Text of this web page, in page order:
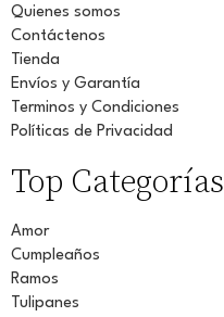
Quienes somos
Contáctenos
Tienda
Envíos y Garantía
Terminos y Condiciones
Políticas de Privacidad
Top Categorías
Amor
Cumpleaños
Ramos
Tulipanes